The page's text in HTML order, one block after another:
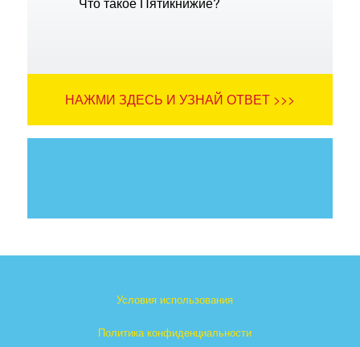
НАЖМИ ЗДЕСЬ И УЗНАЙ ОТВЕТ >>>
Условия использования
Политика конфиденциальности